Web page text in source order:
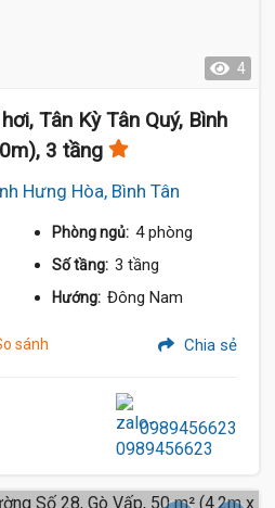
4
Tân Kỳ Tân Quý, Bình
3 tầng
Hưng Hòa, Bình Tân
Phòng ngủ: 4 phòng
Số tầng: 3 tầng
Hướng: Đông Nam
sánh Chia sẻ
0989456623